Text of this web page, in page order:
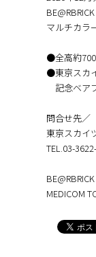
BE@RBRICK
マルチカラ
●全高約
●東京スカ
記念ベア
問合せ先／
東京スカイ
TEL.03-
MEDICOM